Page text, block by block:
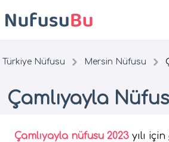
Türkiye Nüfusu Mersin Nüfusu
Çamlıyayla
Çamlıyayla nüfusu 2023 yılı için